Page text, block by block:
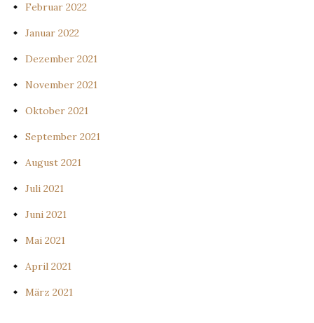
Februar 2022
Januar 2022
Dezember 2021
November 2021
Oktober 2021
September 2021
August 2021
Juli 2021
Juni 2021
Mai 2021
April 2021
März 2021